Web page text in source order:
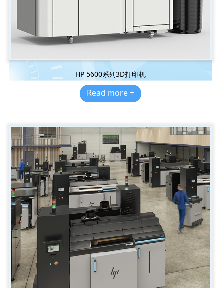
HP 5600系列3D打印机
Read more +